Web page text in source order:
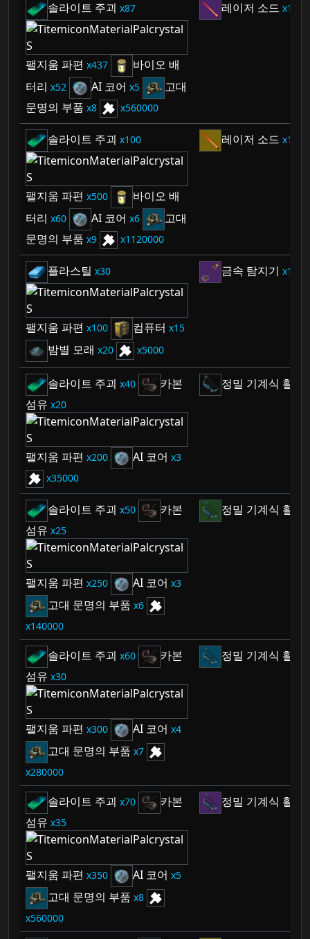
솔라이트 주괴 87
팰지움 파편 437
바이오 배
터리
52 AI 코어 5
고대
문명의 부품
8 560000
레이저 소드 1
솔라이트 주괴 100
팰지움 파편 500
바이오 배
터리
60 AI 코어 6
고대
문명의 부품
9 1120000
레이저 소드 1
플라스틸 30
팰지움 파편 100 컴퓨터 15
밤별 모래 20 5000
금속 탐지기 1
솔라이트 주괴 40
카본
섬유
20
팰지움 파편 200 AI 코어
3
35000
정밀 기계식 활
솔라이트 주괴 50
카본
섬유
25
팰지움 파편 250 AI 코어 3
고대 문명의 부품
6
140000
정밀 기계식 활
솔라이트 주괴 60
카본
섬유
30
팰지움 파편 300 AI 코어 4
고대 문명의 부품
7
280000
정밀 기계식 활
솔라이트 주괴 70
카본
섬유
35
팰지움 파편 350 AI 코어 5
고대 문명의 부품
8
560000
정밀 기계식 활